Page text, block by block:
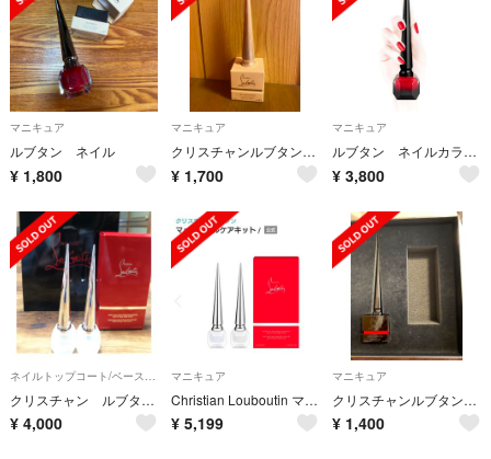
マニキュア
ルブタン ネイル
¥ 1,800
マニキュア
クリスチャンルブタン ネイル
¥ 1,700
マニキュア
ルブタン ネイルカラー ルージュルブタン
¥ 3,800
クリスチャン ルブタン ネイルケアキット
¥ 4,000
マニキュア
Christian Louboutin マット ネイル ケア キット コート
¥ 5,199
マニキュア
クリスチャンルブタン・ネイル
¥ 1,400